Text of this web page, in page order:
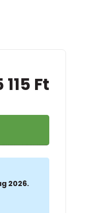
Ft
2026.